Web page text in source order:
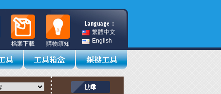
繁體中文
English
購物須知
檔案下載